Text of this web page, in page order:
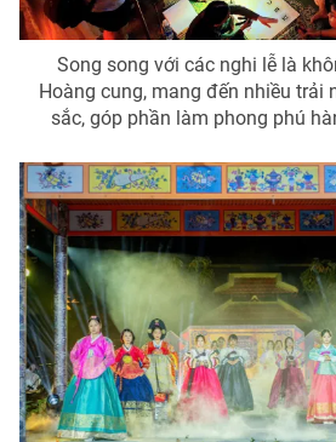
Song song với các nghi lễ là
Hoàng cung, mang đến nhiều trải
sắc, góp phần làm phong phú